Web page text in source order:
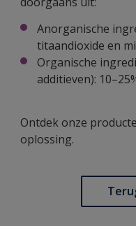
Anorganische
titaandioxide en
Organische
additieven):
Ontdek onze
oplossing.